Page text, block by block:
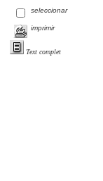
seleccionar
imprimir
Text complet